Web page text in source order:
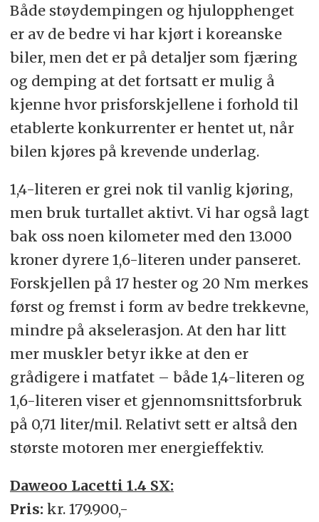
Både støydempingen og hjulopphenget
er av de bedre vi har kjørt i koreanske
biler, men det er på detaljer som fjæring
og demping at det fortsatt er mulig å
kjenne hvor prisforskjellene i forhold til
etablerte konkurrenter er hentet ut, når
bilen kjøres på krevende underlag.
1,4-literen er grei nok til vanlig kjøring,
men bruk turtallet aktivt. Vi har også lagt
bak oss noen kilometer med den 13.000
kroner dyrere 1,6-literen under panseret.
Forskjellen på 17 hester og 20 Nm merkes
først og fremst i form av bedre trekkevne,
mindre på akselerasjon. At den har litt
mer muskler betyr ikke at den er
grådigere i matfatet – både 1,4-literen og
1,6-literen viser et gjennomsnittsforbruk
på 0,71 liter/mil. Relativt sett er altså den
største motoren mer energieffektiv.
Daweoo Lacetti 1.4 SX:
Pris: kr. 179.900,-